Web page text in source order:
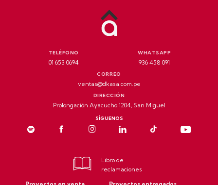
TELÉFONO
01 653 0694
WHATSAPP
936 458 091
CORREO
ventas@dkasa.com.pe
DIRECCIÓN
Prolongación Ayacucho 1204, San Miguel
SÍGUENOS
Libro de
reclamaciones